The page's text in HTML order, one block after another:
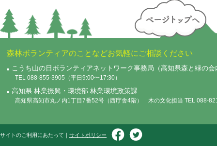
森林ボランティアのことなどお気軽にご相談ください
こうち山の日ボランティアネットワーク事務局（高知県森と緑の会
TEL 088-855-3905（平日9:00〜17:30）
高知県 林業振興・環境部 林業環境政策課
高知県高知市丸ノ内1丁目7番52号（西庁舎4階） 木の文化担当 TEL 088-
サイトのご利用にあたって｜ サイトポリシー